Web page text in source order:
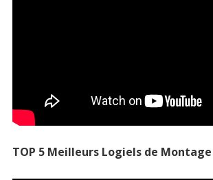
TOP 5 Meilleurs Logiels de